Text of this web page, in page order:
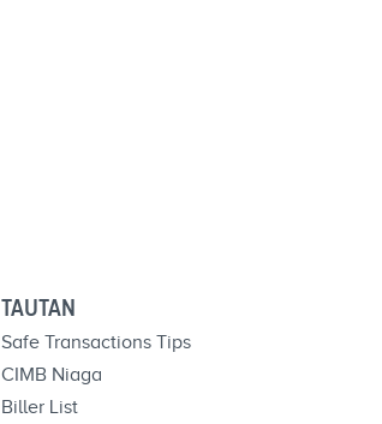
TAUTAN
Safe Transactions Tips
CIMB Niaga
Biller List